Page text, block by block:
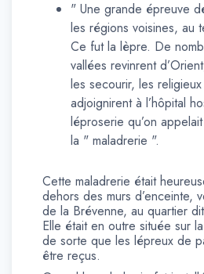
" Une grande épreuve
les régions voisines, au
Ce fut la lèpre. De
vallées revinrent
les secourir, les
adjoignirent à l’hôpital
léproserie qu’on
la " maladrerie ".
Cette maladrerie était
dehors des murs d’enceinte,
de la Brévenne, au quartier
Elle était en outre située sur
de sorte que les lépreux de
être reçus.